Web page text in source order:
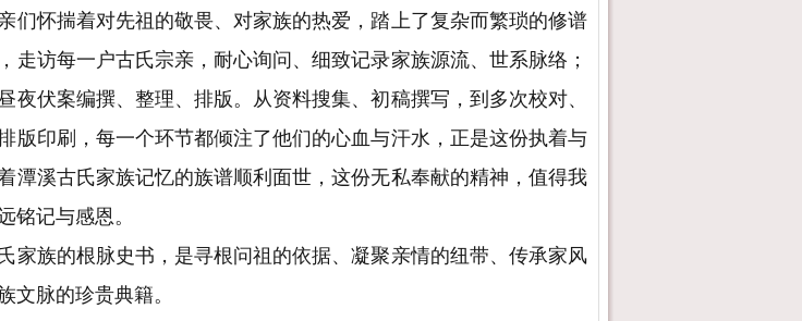
们怀揣着对先祖的敬畏、对家族的热爱，踏上了复杂而繁琐的修谱
走访每一户古氏宗亲，耐心询问、细致记录家族源流、世系脉络；
夜伏案编撰、整理、排版。从资料搜集、初稿撰写，到多次校对、
版印刷，每一个环节都倾注了他们的心血与汗水，正是这份执着与
潭溪古氏家族记忆的族谱顺利面世，这份无私奉献的精神，值得我
铭记与感恩。
家族的根脉史书，是寻根问祖的依据、凝聚亲情的纽带、传承家风
文脉的珍贵典籍。